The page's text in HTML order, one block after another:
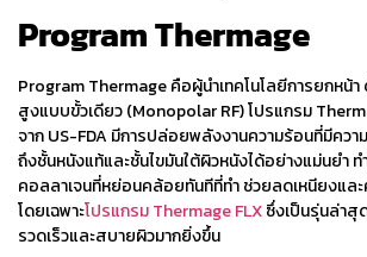
ทำไมต้องเลือกทำ
Program Oligio
และ Program
Thermage ที่ The
Loft Clinic
สรุปบทความ
Program Oligio
หรือ Program
Thermage เครื่อง
ProgramThermage
ProgramThermageคือผู้นำเทคโนโลยีการยกหน้า
สูงแบบขั้วเดียว (Monopolar RF) โปรแกรม
จาก US-FDA มีการปล่อยพลังงานความร้อนที่มีควา
ถึงชั้นหนังแท้และชั้นไขมันใต้ผิวหนังได้อย่างแม่นยำ ท
คอลลาเจนที่หย่อนคล้อยทันทีที่ทำ ช่วยลดเหนียงแล
โดยเฉพาะโปรแกรม Thermage FLXซึ่งเป็นรุ่นล่าสุ
รวดเร็วและสบายผิวมากยิ่งขึ้น